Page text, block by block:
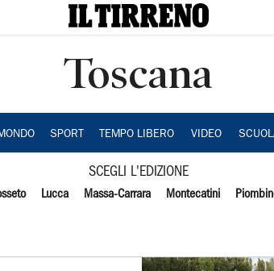
Toscana
SPORT TEMPO LIBERO VIDEO
SCEGLI L'EDIZIONE
Lucca Massa-Carrara Montecatini